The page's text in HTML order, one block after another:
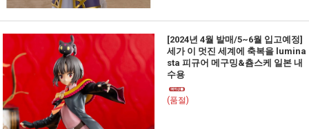
[2024년 4월 발매/5~6월 입고예정]
세가 이 멋진 세계에 축복을 lumina
sta 피규어 메구밍&춈스케 일본 내
수용
(품절)